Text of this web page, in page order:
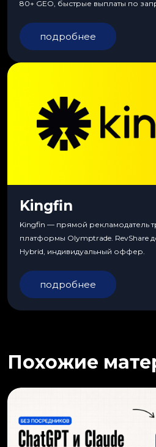
80+ GEO, быстрые выплаты по
подробнее
Kingfin
Kingfin — прямой рекламодатель
платформы Olymptrade. RevShare
Hybrid, индивидуальный оффер.
подробнее
Похожие